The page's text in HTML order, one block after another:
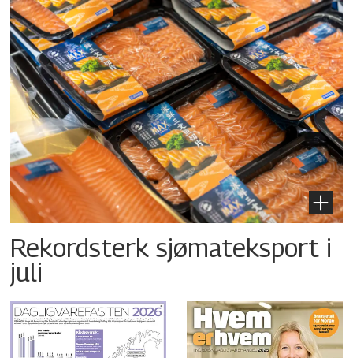
Rekordsterk sjømateksport i
juli